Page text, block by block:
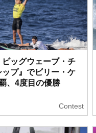
ビッグウェーブ・チ
ップ』でビリー・ケ
、4度目の優勝
Contest